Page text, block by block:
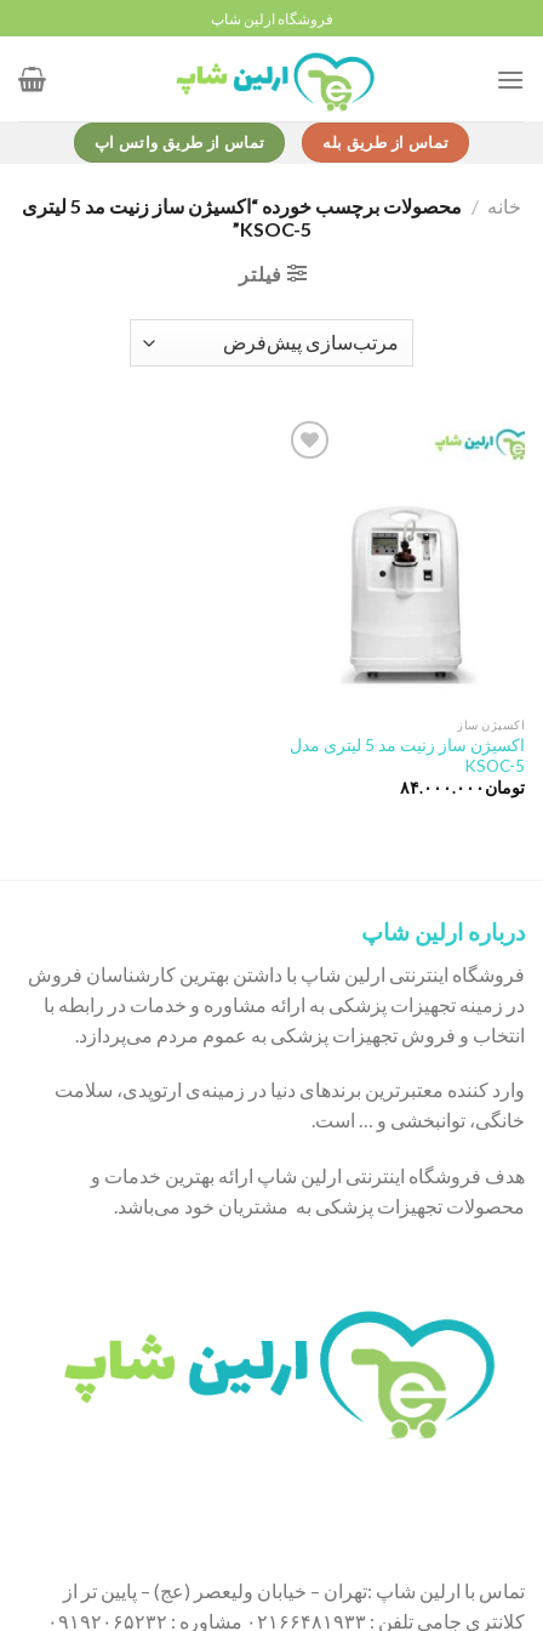
to
content
فروشگاه ارلین شاپ
تماس از طریق بله تماس از طریق واتس اپ
خانه /
محصولات برچسب خورده “اکسیژن ساز زنیت مد 5 لیتری
KSOC-5”
فیلتر
اکسیژن ساز
اکسیژن ساز زنیت مد 5 لیتری مدل
KSOC-5
تومان ۸۴.۰۰۰.۰۰۰
درباره ارلین شاپ
فروشگاه اینترنتی ارلین شاپ با داشتن بهترین کارشناسان فروش
در زمینه تجهیزات پزشکی به ارائه مشاوره و خدمات در رابطه با
انتخاب و فروش تجهیزات پزشکی به عموم مردم می‌پردازد.
وارد کننده معتبرترین برندهای دنیا در زمینه‌ی ارتوپدی، سلامت
خانگی، توانبخشی و … است.
هدف فروشگاه اینترنتی ارلین شاپ ارائه بهترین خدمات و
محصولات تجهیزات پزشکی به مشتریان خود می‌باشد.
تماس با ارلین شاپ :تهران – خیابان ولیعصر (عج) – پایین تر از
کلانتری جامی تلفن : ۰۲۱۶۶۴۸۱۹۳۳ مشاوره : ۰۹۱۹۲۰۶۵۲۳۲